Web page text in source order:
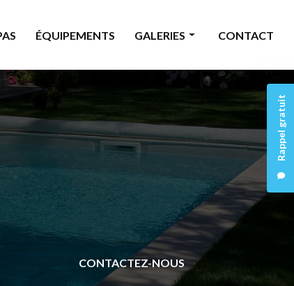
Rappel gratuit
ÉQUIPEMENTS GALERIES
Spas
Équipements
CONTACT
CONTACTEZ-NOUS